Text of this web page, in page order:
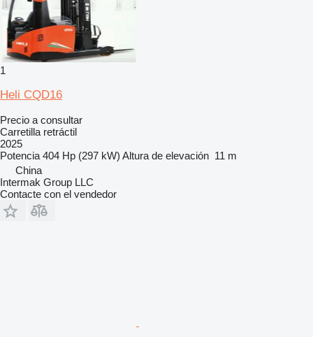
1
Heli CQD16
Precio a consultar
Carretilla retráctil
2025
Potencia 404 Hp (297 kW) Altura de elevación 11 m
China
Intermak Group LLC
Contacte con el vendedor